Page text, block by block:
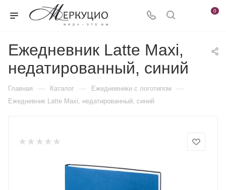
0
Ежедневник Latte Maxi,
недатированный, синий
Главная — Каталог — Ежедневники c логотипом —
Ежедневник Latte Maxi, недатированный, синий